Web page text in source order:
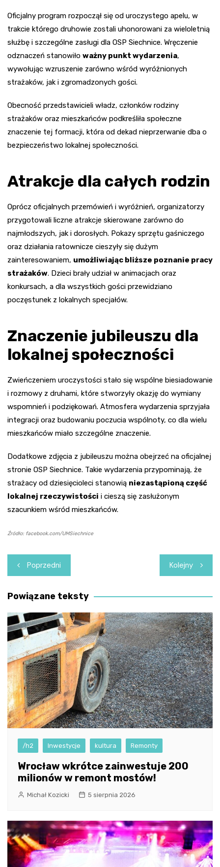
Oficjalny program rozpoczął się od uroczystego apelu, w
trakcie którego druhowie zostali uhonorowani za wieloletnią
służbę i szczególne zasługi dla OSP Siechnice. Wręczenie
odznaczeń stanowiło ważny punkt wydarzenia,
wywołując wzruszenie zarówno wśród wyróżnionych
strażaków, jak i zgromadzonych gości.
Obecność przedstawicieli władz, członków rodziny
strażaków oraz mieszkańców podkreśliła społeczne
znaczenie tej formacji, która od dekad nieprzerwanie dba o
bezpieczeństwo lokalnej społeczności.
Atrakcje dla całych rodzin
Oprócz oficjalnych przemówień i wyróżnień, organizatorzy
przygotowali liczne atrakcje skierowane zarówno do
najmłodszych, jak i dorosłych. Pokazy sprzętu gaśniczego
oraz działania ratownicze cieszyły się dużym
zainteresowaniem, umożliwiając bliższe poznanie pracy
strażaków. Dzieci brały udział w animacjach oraz
konkursach, a dla wszystkich gości przewidziano
poczęstunek z lokalnych specjałów.
Znaczenie jubileuszu dla
lokalnej społeczności
Zwieńczeniem uroczystości stało się wspólne biesiadowanie
i rozmowy z druhami, które stworzyły okazję do wymiany
wspomnień i podziękowań. Atmosfera wydarzenia sprzyjała
integracji oraz budowaniu poczucia wspólnoty, co dla wielu
mieszkańców miało szczególne znaczenie.
Dodatkowe zdjęcia z jubileuszu można obejrzeć na oficjalnej
stronie OSP Siechnice. Takie wydarzenia przypominają, że
strażacy od dziesięcioleci stanowią niezastąpioną część
lokalnej rzeczywistości i cieszą się zasłużonym
szacunkiem wśród mieszkańców.
Źródło: facebook.com/UMSiechnice
Nawigacja
wpisu
Poprzedni Kolejny
Powiązane teksty
/h2 Inwestycje kultura Remonty
Wrocław wkrótce zainwestuje 200
milionów w remont mostów!
Michał Kozicki 5 sierpnia 2026